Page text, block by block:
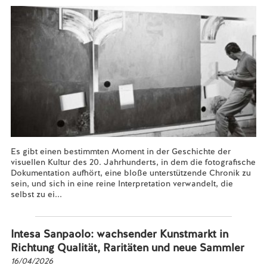
Es gibt einen bestimmten Moment in der Geschichte der
visuellen Kultur des 20. Jahrhunderts, in dem die fotografische
Dokumentation aufhört, eine bloße unterstützende Chronik zu
sein, und sich in eine reine Interpretation verwandelt, die
selbst zu ei...
Intesa Sanpaolo: wachsender Kunstmarkt in
Richtung Qualität, Raritäten und neue Sammler
16/04/2026